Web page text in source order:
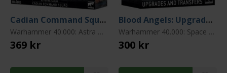
Cadian Command Squad 2023
Warhammer 40.000: Astra Militarum (Imperial Guard)
369 kr
Blood Angels: Upgrades & Transfers
Warhammer 40.000: Space Marines: Blood Angels
300 kr